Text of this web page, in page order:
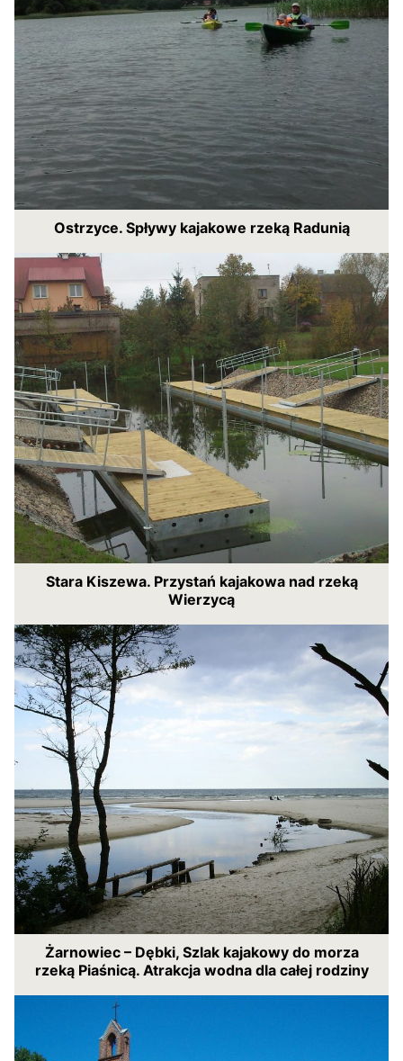
Ostrzyce. Spływy kajakowe rzeką Radunią
Stara Kiszewa. Przystań kajakowa nad rzeką
Wierzycą
Żarnowiec – Dębki, Szlak kajakowy do morza
rzeką Piaśnicą. Atrakcja wodna dla całej rodziny